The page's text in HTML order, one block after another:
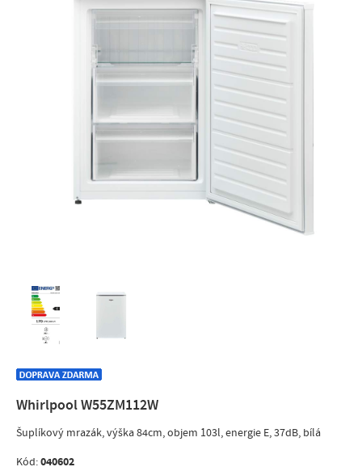
Whirlpool W55ZM112W
Šuplíkový mrazák, výška 84cm, objem 103l, energie E, 37dB, bílá
Kód:040602